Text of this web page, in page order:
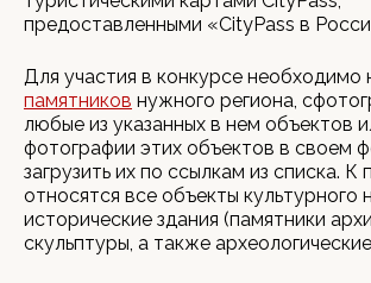
предоставленными «CityPass в
Для участия в конкурсе необходимо
памятников нужного региона,
любые из указанных в нем объектов
фотографии этих объектов в своем
загрузить их по ссылкам из списка. К
относятся все объекты культурного
исторические здания (памятники
скульптуры, а также